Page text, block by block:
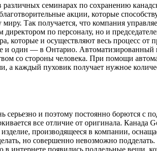
семинарах по сохранению
акции, которые
Так получается, что компания
по персоналу, но и
которые и осуществляют весь процесс от
и один — в Онтарио. Автоматизированный
со стороны человека. При помощи
а каждый пуховик получает нужное
серьезно и поэтому постоянно борются с
все отличие от оригинала. Канада
производящееся в компании,
но совершенно невозможно